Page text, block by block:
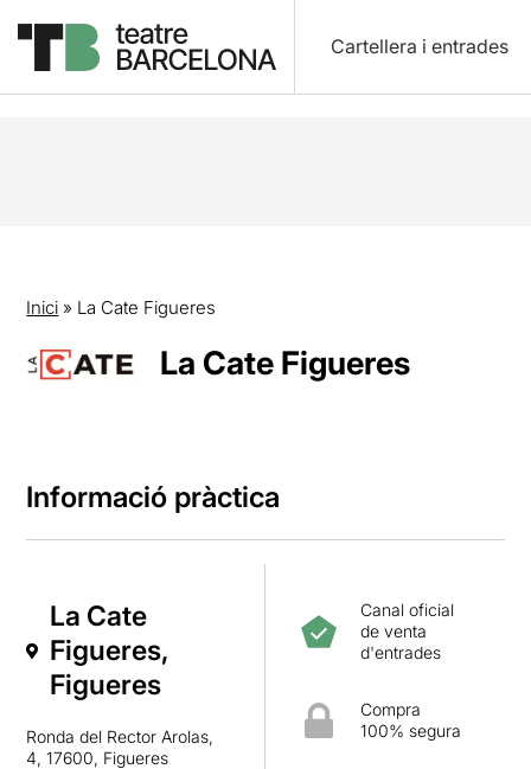
Cartellera i entrades
Inici » La Cate Figueres
La Cate Figueres
Informació pràctica
La Cate
Figueres,
Figueres
Ronda del Rector Arolas,
4, 17600, Figueres
Canal oficial
de venta
d'entrades
Compra
100% segura